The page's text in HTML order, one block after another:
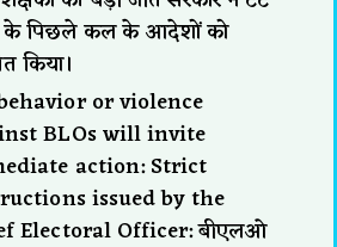
पिछले कल के आदेशों को
किया।
or violence
BLOs will invite
action: Strict
issued by the
Electoral Officer: बीएलओ